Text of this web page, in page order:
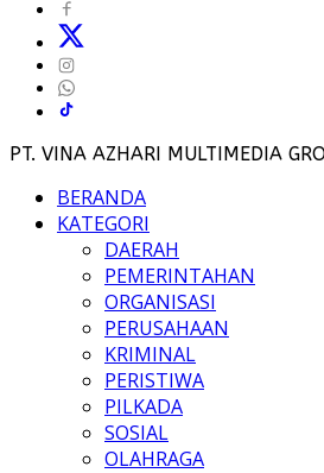
PT. VINA AZHARI MULTIMEDIA
BERANDA
KATEGORI
DAERAH
PEMERINTAHAN
ORGANISASI
PERUSAHAAN
KRIMINAL
PERISTIWA
PILKADA
SOSIAL
OLAHRAGA